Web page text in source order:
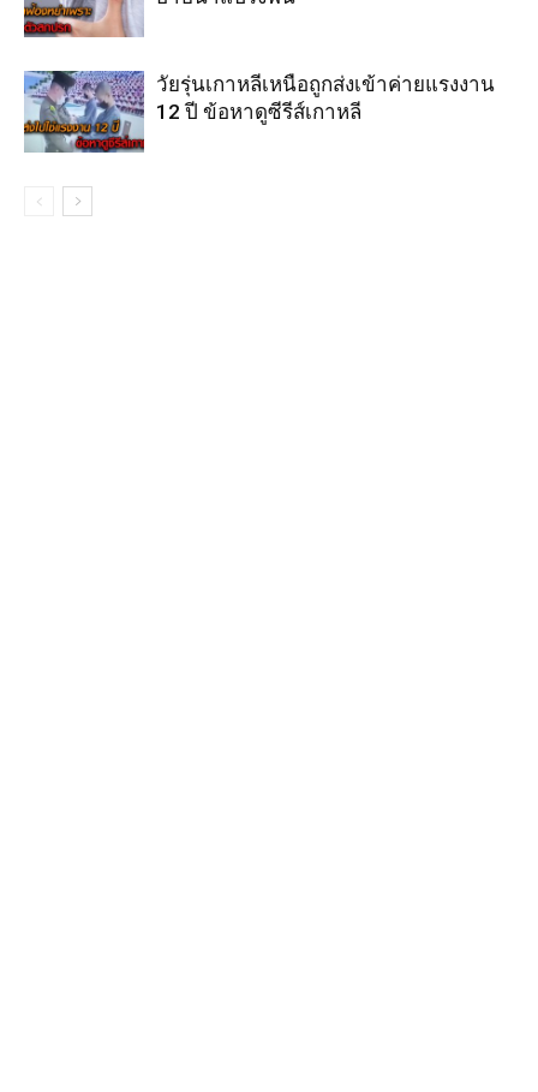
วัยรุ่นเกาหลีเหนือถูกส่งเข้าค่ายแรงงาน
12 ปี ข้อหาดูซีรีส์เกาหลี